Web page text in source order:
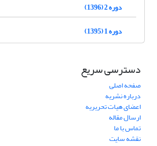
دوره 2 (1396)
دوره 1 (1395)
دسترسی سریع
صفحه اصلی
درباره نشریه
اعضای هیات تحریریه
ارسال مقاله
تماس با ما
نقشه سایت